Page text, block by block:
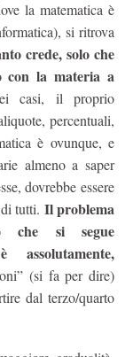
la matematica è
si ritrova
crede, solo che
con la materia a
casi, il proprio
percentuali,
è ovunque, e
almeno a saper
dovrebbe essere
tutti. Il problema
che si segue
assolutamente,
(si fa per dire)
dal terzo/quarto